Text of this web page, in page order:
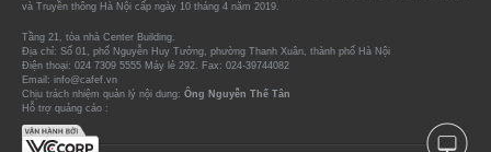
và Truyền thông Hà Nội cấp ngày 10 tháng 4 năm 2019.
Tầng 21, tòa nhà Center Building.
Địa chỉ: Số 01, phố Nguyễn Huy Tưởng, phường Thanh Xuân, thành phố Hà Nội
Điện thoại: 024 7309 5555 Máy lẻ 292. Fax: 024-39744082
Email: info@cafef.vn
Chịu trách nhiệm quản lý nội dung: Ông Nguyễn Thế Tân
Hỗ trợ quảng cáo :